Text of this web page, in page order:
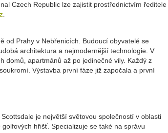
Czech Republic lze zajistit prostřednictvím ředitele
od Prahy v Nebřenicích. Budoucí obyvatelé se
architektura a nejmodernější technologie. V
domů, apartmánů až po jedinečné vily. Každý z
Výstavba první fáze již započala a první
je největší světovou společností v oblasti
hřišť. Specializuje se také na správu